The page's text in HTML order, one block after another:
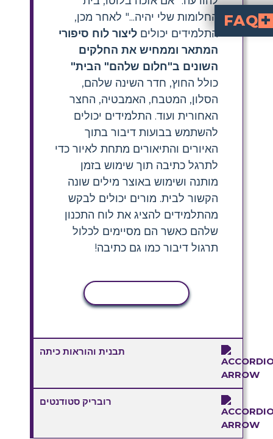
החלומות שלי יהיה..." לאחר מכן,
התלמידים יכולים ליצור לוח סיפורי
המתאר וממחיש את החלקים
השונים ב"חלום שלהם" הבית"
כולל החוץ, חדר השינה שלהם,
הסלון, המטבח, האמבטיה, החצר
האחורית ועוד. התלמידים יכולים
להשתמש בבועות דיבור בתוך
האיורים והתיאורים מתחת לאיור כדי
לתרגל כתיבה תוך שימוש בזמן
מותנה ושימוש באוצר מילים שונה
הקשור לבית. מורים יכולים לבקש
מהתלמידים להציג את לוח התכנון
שלהם כאשר הם מסיימים לכלול
תרגול דיבור כמו גם כתיבה!
תבנית והוראות כיתה
רובריק סטודנטים
FAQ